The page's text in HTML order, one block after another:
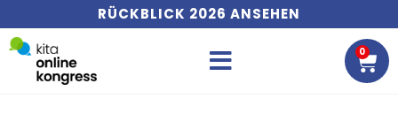
RÜCKBLICK 2026 ANSEHEN
0